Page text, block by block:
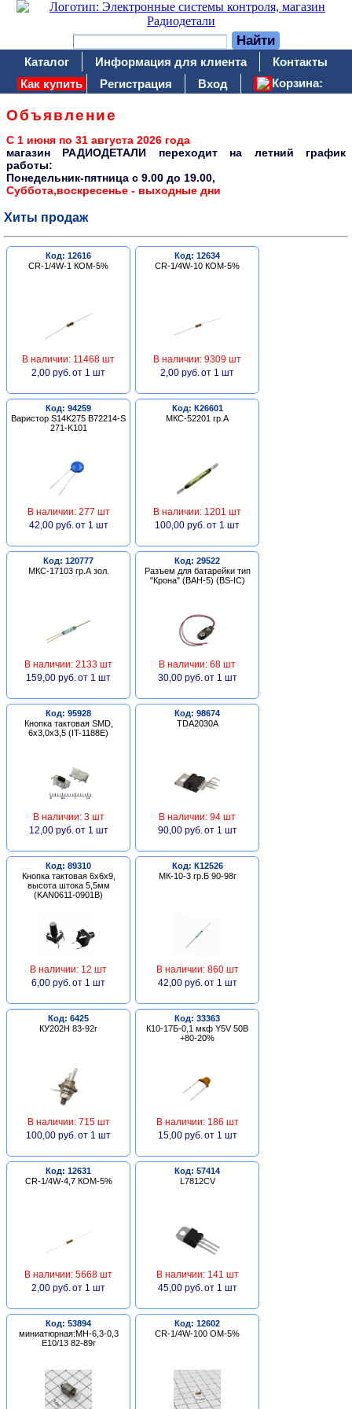
Каталог Информация для клиента
Контакты
Как купить
Регистрация Вход Корзина:
Объявление
С 1 июня по 31 августа 2026 года
магазин РАДИОДЕТАЛИ переходит на летний график
работы:
Понедельник-пятница c 9.00 до 19.00,
Суббота,воскресенье - выходные дни
Хиты продаж
Код: 12616
CR-1/4W-1 КОМ-5%
В наличии: 11468 шт
2,00 руб. от 1 шт
Код: 12634
CR-1/4W-10 КОМ-5%
В наличии: 9309 шт
2,00 руб. от 1 шт
Код: 94259
Варистор S14K275 B72214-S
271-K101
В наличии: 277 шт
42,00 руб. от 1 шт
Код: К26601
МКС-52201 гр.А
В наличии: 1201 шт
100,00 руб. от 1 шт
Код: 120777
МКС-17103 гр.А зол.
В наличии: 2133 шт
159,00 руб. от 1 шт
Код: 29522
Разъем для батарейки тип
"Крона" (BAH-5) (BS-IC)
В наличии: 68 шт
30,00 руб. от 1 шт
Код: 95928
Кнопка тактовая SMD,
6х3,0х3,5 (IT-1188E)
В наличии: 3 шт
12,00 руб. от 1 шт
Код: 98674
TDA2030A
В наличии: 94 шт
90,00 руб. от 1 шт
Код: 89310
Кнопка тактовая 6х6х9,
высота штока 5,5мм
(KAN0611-0901B)
В наличии: 12 шт
6,00 руб. от 1 шт
Код: К12526
МК-10-3 гр.Б 90-98г
В наличии: 860 шт
42,00 руб. от 1 шт
Код: 6425
КУ202Н 83-92г
В наличии: 715 шт
100,00 руб. от 1 шт
Код: 33363
К10-17Б-0,1 мкф Y5V 50В
+80-20%
В наличии: 186 шт
15,00 руб. от 1 шт
Код: 12631
CR-1/4W-4,7 КОМ-5%
В наличии: 5668 шт
2,00 руб. от 1 шт
Код: 57414
L7812CV
В наличии: 141 шт
45,00 руб. от 1 шт
Код: 53894
миниатюрная:МН-6,3-0,3
Е10/13 82-89г
Код: 12602
CR-1/4W-100 ОМ-5%